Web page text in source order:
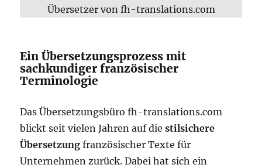
Übersetzer von fh-translations.com
Ein Übersetzungsprozess mit
sachkundiger französischer
Terminologie
Das Übersetzungsbüro fh-translations.com
blickt seit vielen Jahren auf diestilsichere
Übersetzung französischer Texte für
Unternehmen zurück. Dabei hat sich ein